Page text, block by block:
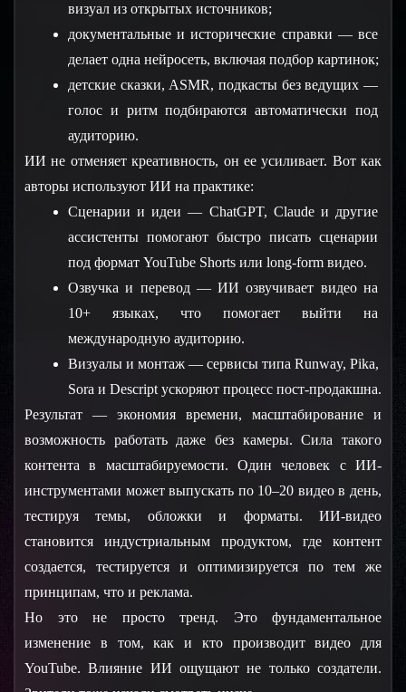
визуал из открытых источников;
документальные и исторические справки — все
делает одна нейросеть, включая подбор картинок;
детские сказки, ASMR, подкасты без ведущих —
голос и ритм подбираются автоматически под
аудиторию.
ИИ не отменяет креативность, он ее усиливает. Вот как
авторы используют ИИ на практике:
Сценарии и идеи — ChatGPT, Claude и другие
ассистенты помогают быстро писать сценарии
под формат YouTube Shorts или long-form видео.
Озвучка и перевод — ИИ озвучивает видео на
10+ языках, что помогает выйти на
международную аудиторию.
Визуалы и монтаж — сервисы типа Runway, Pika,
Sora и Descript ускоряют процесс пост-продакшна.
Результат — экономия времени, масштабирование и
возможность работать даже без камеры. Сила такого
контента в масштабируемости. Один человек с ИИ-
инструментами может выпускать по 10–20 видео в день,
тестируя темы, обложки и форматы. ИИ-видео
становится индустриальным продуктом, где контент
создается, тестируется и оптимизируется по тем же
принципам, что и реклама.
Но это не просто тренд. Это фундаментальное
изменение в том, как и кто производит видео для
YouTube. Влияние ИИ ощущают не только создатели.